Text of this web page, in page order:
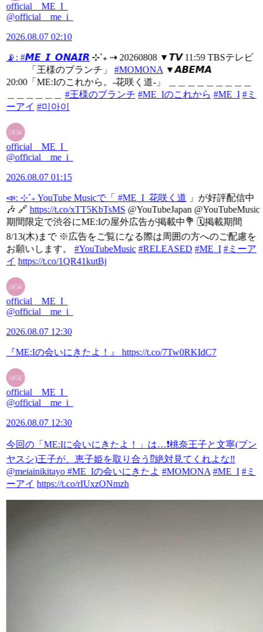
official__ME_I_
@official__me_i_
2026.08.07 02:10
📡:#𝙈𝙀_𝙄_𝙊𝙉𝘼𝙄𝙍 ⊹˚₊ ⇢ 20260808 ▼𝙏𝙑 11:59 TBSテレビ
「王様のブランチ」#MOMONA ▼𝘼𝘽𝙀𝙈𝘼
20:00「ME:Iのこれから。-花咲く道-」 ＿＿＿＿＿＿＿＿＿
＿＿＿＿＿＿#王様のブランチ #ME_Iのこれから #ME_I #ミ
ーアイ #미아이
official__ME_I_
@official__me_i_
2026.08.07 01:15
📣: ⊹˚₊ YouTube Musicで「#ME_I_花咲く道 」が好評配信中
🎶 🔗https://t.co/xTT5KbTsMS @YouTubeJapan @YouTubeMusic
期間限定で渋谷にME:Iの屋外広告が掲載中💐 🗓️掲載期間
8/13(木)まで ※広告をご覧になる際は周囲の方へのご配慮を
お願いします。#YouTubeMusic #RELEASED #ME_I #ミーア
イ https://t.co/1QR41kutBj
official__ME_I_
@official__me_i_
2026.08.07 12:30
『ME:Iの会いにきたよ！』https://t.co/7Tw0RKIdC7
official__ME_I_
@official__me_i_
2026.08.07 12:30
今回の「ME:Iに会いにきたよ！」は…❗️桃奈王子と文寧(ブン
ヤスシ)王子が、恵子姫を取り合う⁉️絶対見てくれよな‼️
@meiainikitayo#ME_Iの会いにきたよ #MOMONA #ME_I #ミ
ーアイ https://t.co/rIUxzONmzh